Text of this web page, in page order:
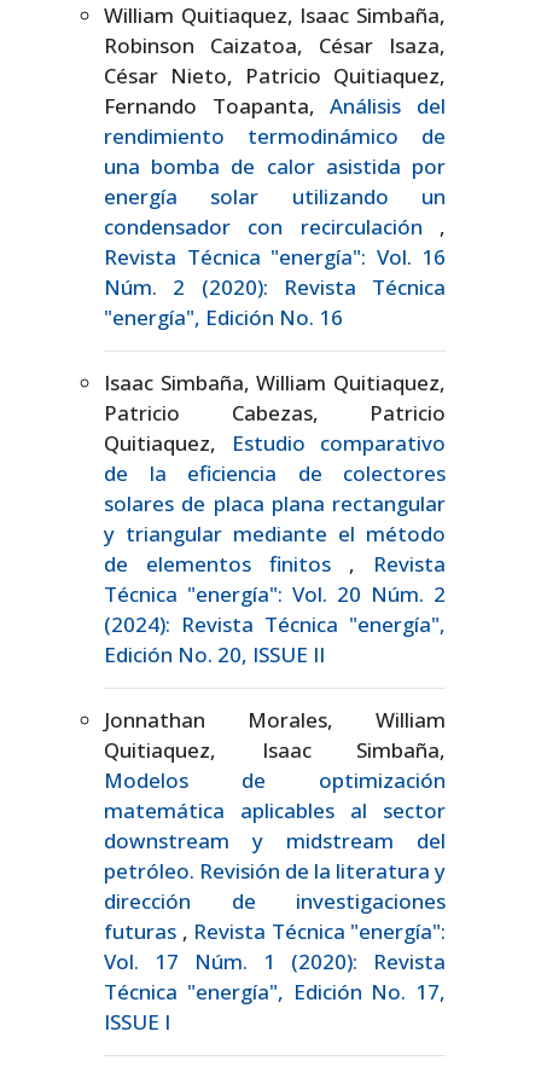
William Quitiaquez, Isaac Simbaña,
Robinson Caizatoa, César Isaza,
César Nieto, Patricio Quitiaquez,
Fernando Toapanta,Análisis del
rendimiento termodinámico de
una bomba de calor asistida por
energía solar utilizando un
condensador con recirculación ,
Revista Técnica "energía": Vol. 16
Núm. 2 (2020): Revista Técnica
"energía", Edición No. 16
Isaac Simbaña, William Quitiaquez,
Patricio Cabezas, Patricio
Quitiaquez,
Estudio comparativo
de la eficiencia de colectores
solares de placa plana rectangular
y triangular mediante el método
de elementos finitos , Revista
Técnica "energía": Vol. 20 Núm. 2
(2024): Revista Técnica "energía",
Edición No. 20, ISSUE II
Jonnathan Morales, William
Quitiaquez, Isaac Simbaña,
Modelos de optimización
matemática aplicables al sector
downstream y midstream del
petróleo. Revisión de la literatura y
dirección de investigaciones
futuras , Revista Técnica "energía":
Vol. 17 Núm. 1 (2020): Revista
Técnica "energía", Edición No. 17,
ISSUE I